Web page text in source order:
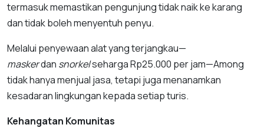
termasuk memastikan pengunjung tidak naik ke karang
dan tidak boleh menyentuh penyu.
Melalui penyewaan alat yang terjangkau—
maskerdan snorkelseharga Rp25.000 per jam—Among
tidak hanya menjual jasa, tetapi juga menanamkan
kesadaran lingkungan kepada setiap turis.
Kehangatan Komunitas